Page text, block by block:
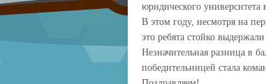
юридического университета
В этом году, несмотря на
это ребята стойко
Незначительная разница в
победительницей стала